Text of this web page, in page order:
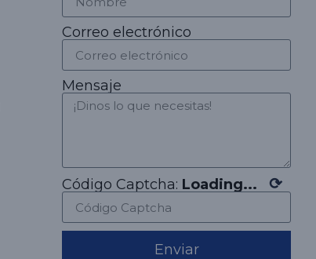
Correo electrónico
Mensaje
Código Captcha: Loading... ⟳
Enviar